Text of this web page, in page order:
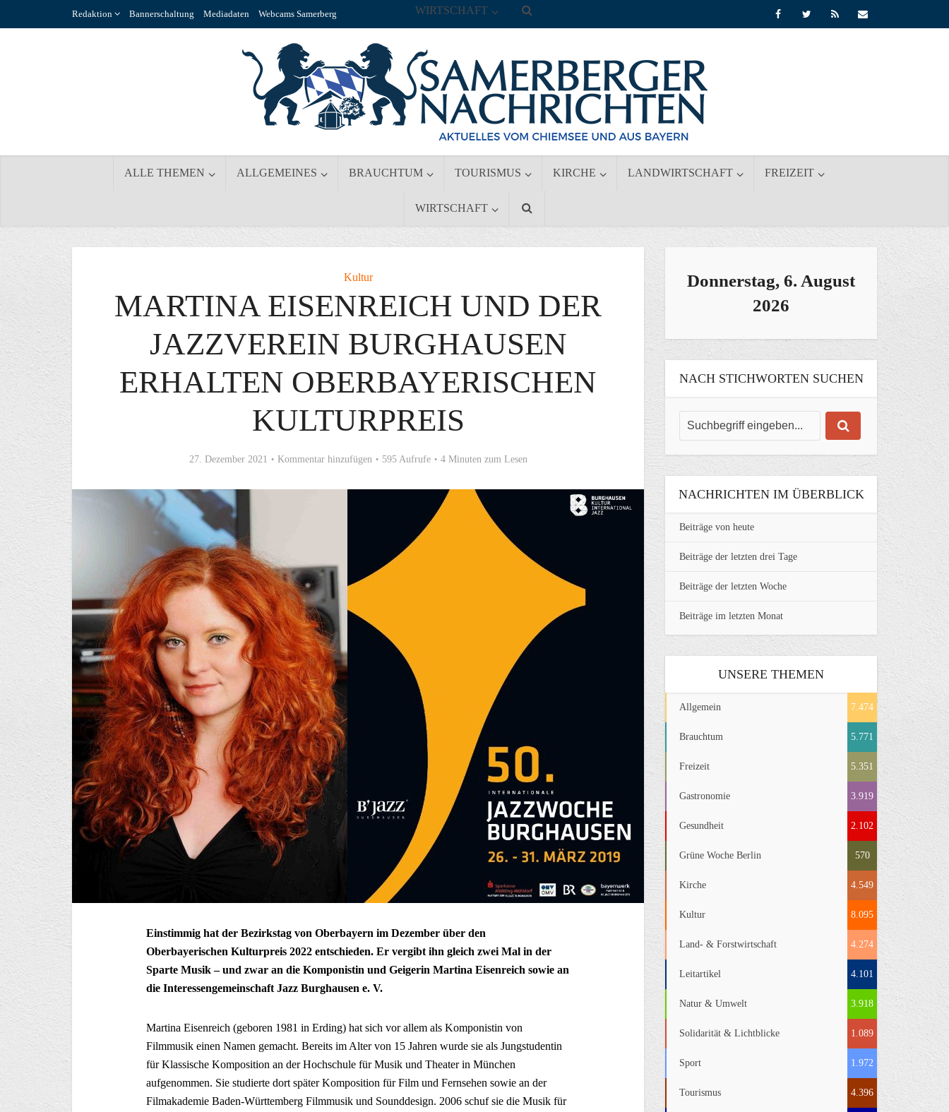
Redaktion Bannerschaltung Mediadaten Webcams Samerberg
ALLE THEMEN ALLGEMEINES BRAUCHTUM TOURISMUS KIRCHE LANDWIRTSCHAFT FREIZEIT
WIRTSCHAFT
WIRTSCHAFT
Kultur
MARTINA EISENREICH UND DER
JAZZVEREIN BURGHAUSEN
ERHALTEN OBERBAYERISCHEN
KULTURPREIS
27. Dezember 2021 Kommentar hinzufügen 595 Aufrufe 4 Minuten zum Lesen
Einstimmig hat der Bezirkstag von Oberbayern im Dezember über den
Oberbayerischen Kulturpreis 2022 entschieden. Er vergibt ihn gleich zwei Mal in der
Sparte Musik – und zwar an die Komponistin und Geigerin Martina Eisenreich sowie an
die Interessen­gemeinschaft Jazz Burghausen e. V.
Martina Eisenreich (geboren 1981 in Erding) hat sich vor allem als Komponistin von
Filmmusik einen Namen gemacht. Bereits im Alter von 15 Jahren wurde sie als Jungstudentin
für Klassische Komposition an der Hochschule für Musik und Theater in München
aufgenommen. Sie studierte dort später Komposition für Film und Fernsehen sowie an der
Filmakademie ­Baden-Württemberg Filmmusik und Sounddesign. 2006 schuf sie die Musik für
Donnerstag, 6. August
2026
NACH STICHWORTEN SUCHEN
NACHRICHTEN IM ÜBERBLICK
Beiträge von heute
Beiträge der letzten drei Tage
Beiträge der letzten Woche
Beiträge im letzten Monat
UNSERE THEMEN
Allgemein 7.474
Brauchtum 5.771
Freizeit 5.351
Gastronomie 3.919
Gesundheit 2.102
Grüne Woche Berlin 570
Kirche 4.549
Kultur 8.095
Land- & Forstwirtschaft 4.274
Leitartikel 4.101
Natur & Umwelt 3.918
Solidarität & Lichtblicke 1.089
Sport 1.972
Tourismus 4.396